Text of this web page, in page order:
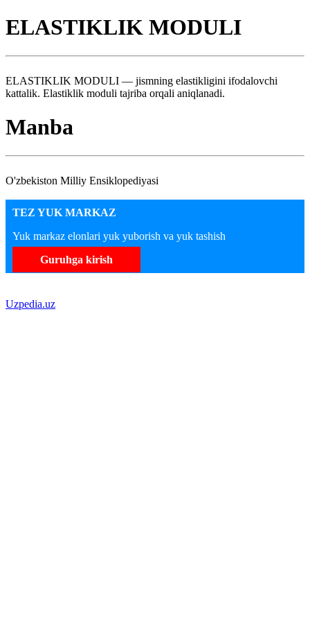
ELASTIKLIK MODULI
ELASTIKLIK MODULI — jismning elastikligini ifodalovchi
kattalik. Elastiklik moduli tajriba orqali aniqlanadi.
Manba
O'zbekiston Milliy Ensiklopediyasi
TEZ YUK MARKAZ
Yuk markaz elonlari yuk yuborish va yuk tashish
Guruhga kirish
Uzpedia.uz